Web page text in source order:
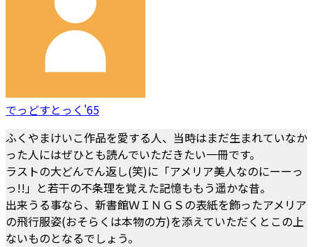
でっどすとっく'65
ふくやまけいこ作品を愛する人、当時はまだ生まれていなか
った人にはぜひとも読んでいただきたい一冊です。
ラストの大どんでん返し(笑)に「アメリア美人なのにーーっ
っ!!」と若干の不条理を覚えた記憶ももう遥かな昔。
出来うる事なら、新書館ＷＩＮＧＳの表紙を飾ったアメリア
の飛行服姿(おそらくは本物の方)を添えていただくとこの上
ないものとなるでしょう。